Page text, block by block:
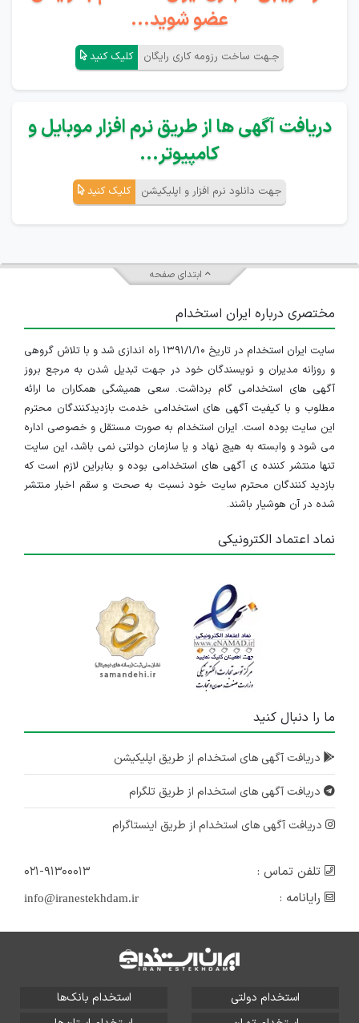
عضو شوید...
جـهت ساخت رزومه کاری رایگان کلیک کنید
دریافت آگهی ها از طریق نرم افزار موبایل و
کامپیوتر...
جهت دانلود نرم افزار و اپلیکیشن کلیک کنید
ابتدای صفحه
مختصری درباره ایران استخدام
سایت ایران استخدام در تاریخ ۱۳۹۱/۱/۱۰ راه اندازی شد و با تلاش گروهی
و روزانه مدیران و نویسندگان خود در جهت تبدیل شدن به مرجع بروز
آگهی های استخدامی گام برداشت. سعی همیشگی همکاران ما ارائه
مطلوب و با کیفیت آگهی های استخدامی خدمت بازدیدکنندگان محترم
این سایت بوده است. ایران استخدام به صورت مستقل و خصوصی اداره
می شود و وابسته به هیچ نهاد و یا سازمان دولتی نمی باشد، این سایت
تنها منتشر کننده ی آگهی های استخدامی بوده و بنابراین لازم است که
بازدید کنندگان محترم سایت خود نسبت به صحت و سقم اخبار منتشر
شده در آن هوشیار باشند.
نماد اعتماد الکترونیکی
ما را دنبال کنید
دریافت آگهی های استخدام از طریق اپلیکیشن
دریافت آگهی های استخدام از طریق تلگرام
دریافت آگهی های استخدام از طریق اینستاگرام
تلفن تماس :
۰۲۱-۹۱۳۰۰۰۱۳
رایانامه :
info@iranestekhdam.ir
استخدام دولتی
استخدام بانک‌ها